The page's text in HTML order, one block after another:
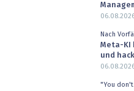
Nach
Meta-KI
und
"You